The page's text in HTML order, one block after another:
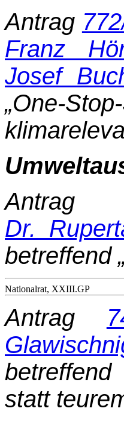
Antrag
Franz
Josef
„One-
Dr.
betreffend
Nationalrat, XXIII.GP
Antrag
betreffend
statt